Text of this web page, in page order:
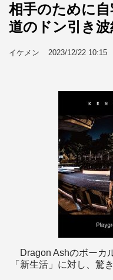
相手のために
道のドン引き波
イケメン 2023/12/22 10:15
Dragon Ashのボーカ
「新生活」に対し、驚